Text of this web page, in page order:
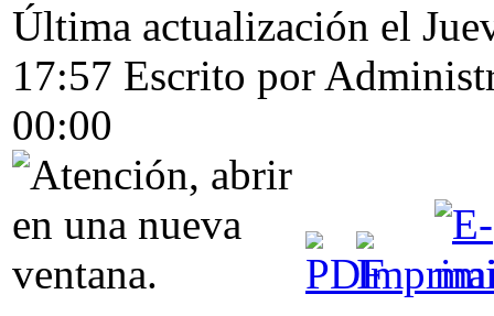
Última actualización el
17:57 Escrito por
00:00